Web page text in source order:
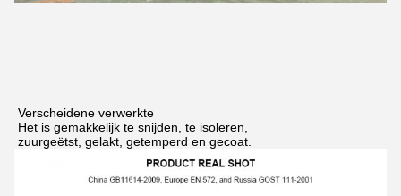
Verscheidene verwerkte
Het is gemakkelijk te snijden, te isoleren,
zuurgeëtst, gelakt, getemperd en gecoat.